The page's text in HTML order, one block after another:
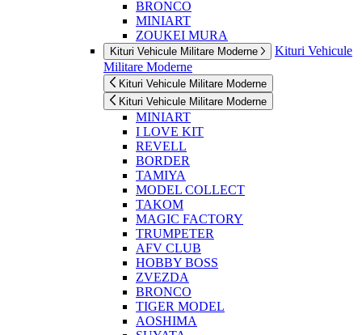
BRONCO
MINIART
ZOUKEI MURA
Kituri Vehicule Militare Moderne
Kituri Vehicule
Militare Moderne
Kituri Vehicule Militare Moderne
Kituri Vehicule Militare Moderne
MINIART
I LOVE KIT
REVELL
BORDER
TAMIYA
MODEL COLLECT
TAKOM
MAGIC FACTORY
TRUMPETER
AFV CLUB
HOBBY BOSS
ZVEZDA
BRONCO
TIGER MODEL
AOSHIMA